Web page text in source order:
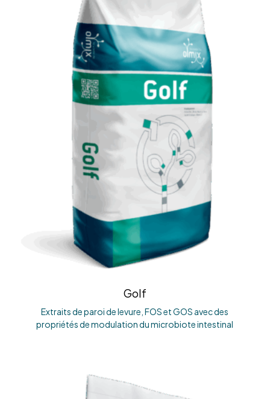
Golf
Extraits de paroi de levure, FOS et GOS avec des
propriétés de modulation du microbiote intestinal